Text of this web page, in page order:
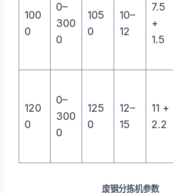
100
0
0–
300
0
105
0
10–
12
7.5
+
1.5
120
0
0–
300
0
125
0
12–
15
11 +
2.2
废钢分拣机参数